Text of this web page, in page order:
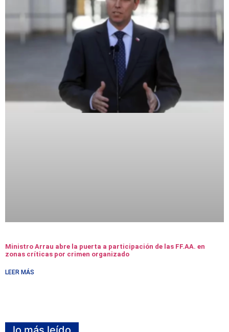
Ministro Arrau abre la puerta a participación de las FF.AA. en
zonas críticas por crimen organizado
LEER MÁS